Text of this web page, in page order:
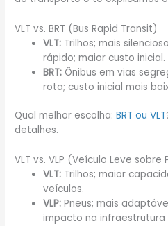
VLT vs. BRT (Bus Rapid Transit)
VLT: Trilhos; mais
rápido; maior custo inicial.
BRT: Ônibus em vias
rota; custo inicial mais
Qual melhor escolha:BRT ou VLT
detalhes.
VLT vs. VLP (Veículo Leve sobre
VLT: Trilhos; maior
veículos.
VLP: Pneus; mais
impacto na infraestrutura